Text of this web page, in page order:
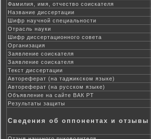
Фамилия, имя, отчество соискателя
Название диссертации
Шифр научной специальности
Отрасль науки
Шифр диссертационного совета
Организация
Заявление соискателя
Заявление соискателя
Текст диссертации
Автореферат (на таджикском языке)
Автореферат (на русском языке)
Объявление на сайте ВАК РТ
Результаты защиты
Сведения об оппонентах и отзывы